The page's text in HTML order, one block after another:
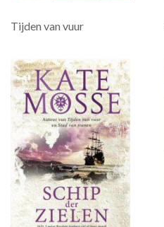
Tijden van vuur